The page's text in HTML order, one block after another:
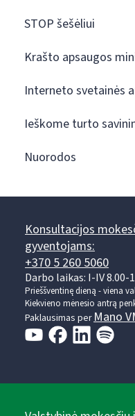
STOP šešėliui
Krašto apsaugos
Interneto svetainės
Ieškome turto
Nuorodos
Konsultacijos
gyventojams:
+370 5 260 5060
Darbo laikas: I-IV 8.00-
Prieššventinę dieną - viena
Kiekvieno mėnesio antrą
Paklausimas per Mano